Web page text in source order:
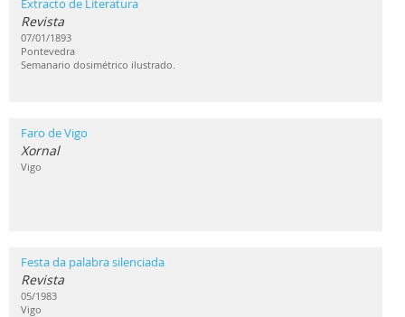
Extracto de Literatura
Revista
07/01/1893
Pontevedra
Semanario dosimétrico ilustrado.
Faro de Vigo
Xornal
Vigo
Festa da palabra silenciada
Revista
05/1983
Vigo